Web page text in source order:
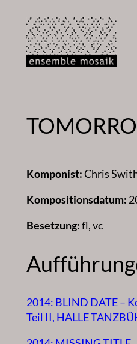
Inhalt
springen
Komponist:Chris
Kompositionsdatum:
Besetzung:fl, vc
2014: BLIND DATE –
Teil II, HALLE